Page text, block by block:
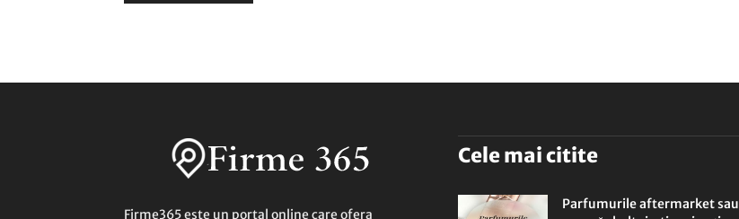
Firme365 este un portal online care ofera
Cele mai citite
Parfumurile aftermarket sau